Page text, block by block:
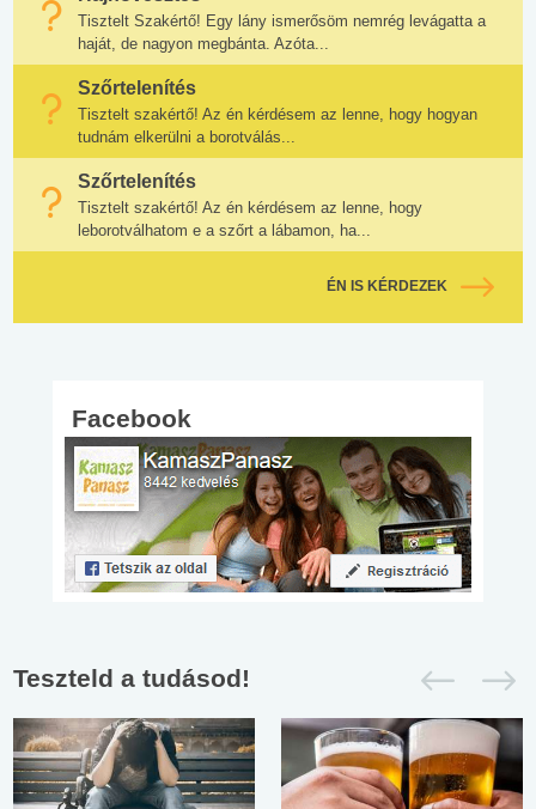
Tisztelt Szakértő! Egy lány ismerősöm nemrég levágatta a
haját, de nagyon megbánta. Azóta...
Szőrtelenítés
Tisztelt szakértő! Az én kérdésem az lenne, hogy hogyan
tudnám elkerülni a borotválás...
Szőrtelenítés
Tisztelt szakértő! Az én kérdésem az lenne, hogy
leborotválhatom e a szőrt a lábamon, ha...
ÉN IS KÉRDEZEK
Facebook
Teszteld a tudásod!